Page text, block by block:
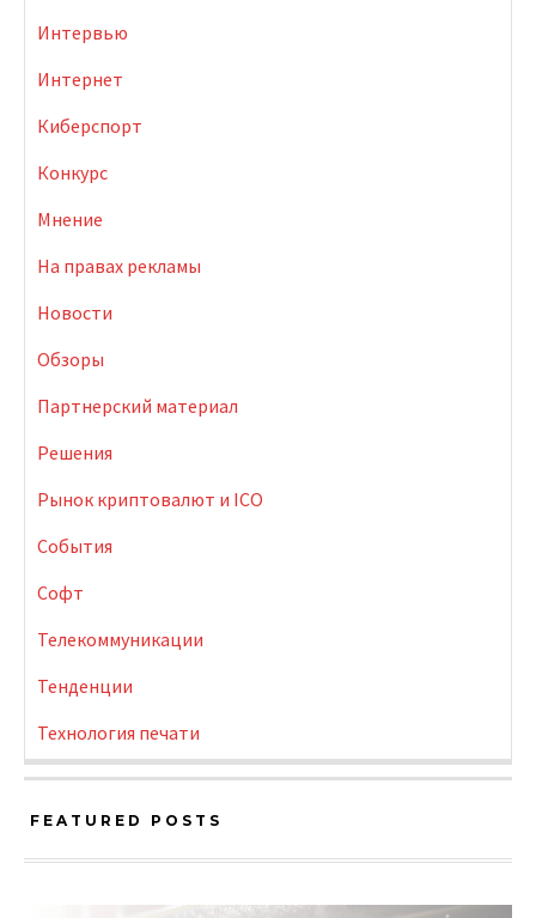
Интервью
Интернет
Киберспорт
Конкурс
Мнение
На правах рекламы
Новости
Обзоры
Партнерский материал
Решения
Рынок криптовалют и ICO
События
Софт
Телекоммуникации
Тенденции
Технология печати
FEATURED POSTS